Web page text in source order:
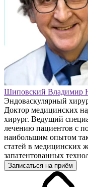
Шиповский Владимир
Эндоваскулярный
Доктор медицинских
хирург. Ведущий
лечению пациентов с
наибольшим опытом
статей в медицинских
запатентованных
Записаться на приём